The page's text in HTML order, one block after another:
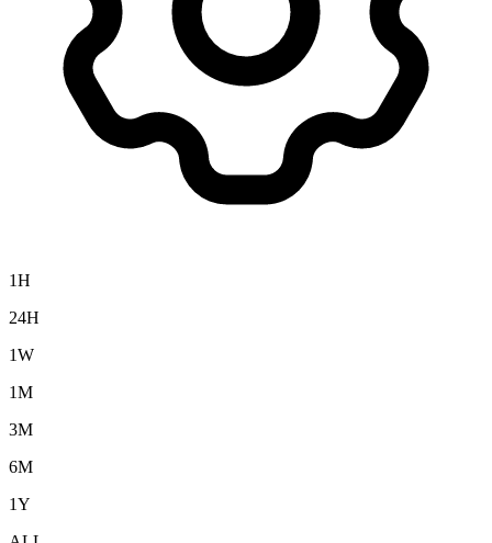
1H
24H
1W
1M
3M
6M
1Y